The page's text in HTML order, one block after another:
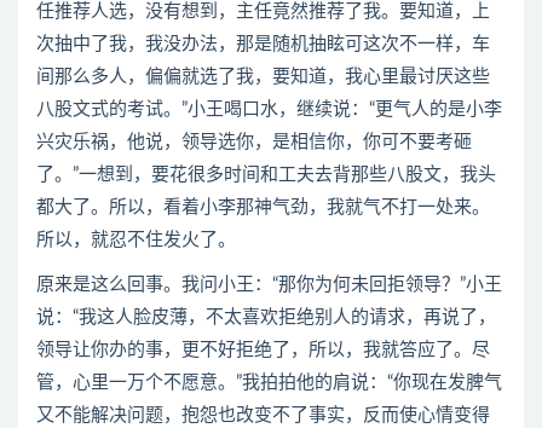
任推荐人选，没有想到，主任竟然推荐了我。要知道，上
次抽中了我，我没办法，那是随机抽眩可这次不一样，车
间那么多人，偏偏就选了我，要知道，我心里最讨厌这些
八股文式的考试。”小王喝口水，继续说：“更气人的是小李
兴灾乐祸，他说，领导选你，是相信你，你可不要考砸
了。”一想到，要花很多时间和工夫去背那些八股文，我头
都大了。所以，看着小李那神气劲，我就气不打一处来。
所以，就忍不住发火了。
原来是这么回事。我问小王：“那你为何未回拒领导？”小王
说：“我这人脸皮薄，不太喜欢拒绝别人的请求，再说了，
领导让你办的事，更不好拒绝了，所以，我就答应了。尽
管，心里一万个不愿意。”我拍拍他的肩说：“你现在发脾气
又不能解决问题，抱怨也改变不了事实，反而使心情变得